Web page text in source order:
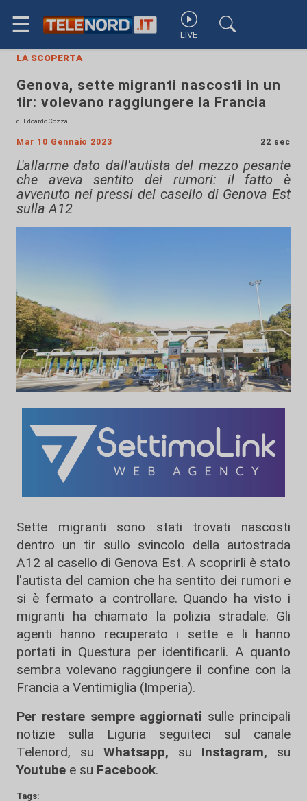
☰ LIVE
la scoperta
Genova, sette migranti nascosti in un
tir: volevano raggiungere la Francia
di Edoardo Cozza
Mar 10 Gennaio 2023 22 sec
L'allarme dato dall'autista del mezzo pesante
che aveva sentito dei rumori: il fatto è
avvenuto nei pressi del casello di Genova Est
sulla A12
Sette migranti sono stati trovati nascosti
dentro un tir sullo svincolo della autostrada
A12 al casello di Genova Est. A scoprirli è stato
l'autista del camion che ha sentito dei rumori e
si è fermato a controllare. Quando ha visto i
migranti ha chiamato la polizia stradale. Gli
agenti hanno recuperato i sette e li hanno
portati in Questura per identificarli. A quanto
sembra volevano raggiungere il confine con la
Francia a Ventimiglia (Imperia).
Per restare sempre aggiornati sulle principali
notizie sulla Liguria seguiteci sul canale
Telenord, su
Whatsapp, su Instagram, su
Youtube e su Facebook.
Tags: